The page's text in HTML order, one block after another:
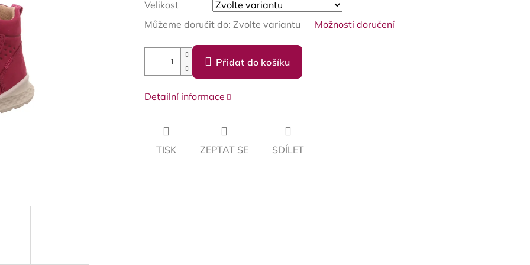
Velikost
Můžeme doručit do: Zvolte variantu Možnosti doručení
Přidat do košíku
Detailní informace
TISK ZEPTAT SE SDÍLET